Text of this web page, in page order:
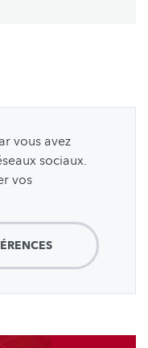
vous avez
sociaux.
vos